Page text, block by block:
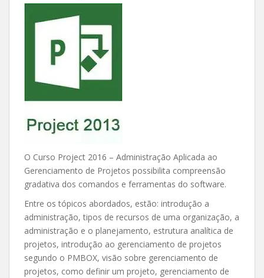
O Curso Project 2016 – Administração Aplicada ao
Gerenciamento de Projetos possibilita compreensão
gradativa dos comandos e ferramentas do software.
Entre os tópicos abordados, estão: introdução a
administração, tipos de recursos de uma organização, a
administração e o planejamento, estrutura analítica de
projetos, introdução ao gerenciamento de projetos
segundo o PMBOX, visão sobre gerenciamento de
projetos, como definir um projeto, gerenciamento de